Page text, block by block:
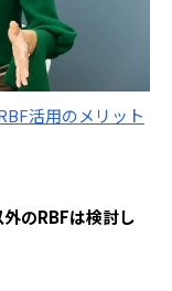
活用のメリット
のRBFは検討し